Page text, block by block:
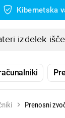
Kibernetska
Prenosni